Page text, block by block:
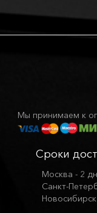
Мы принимаем к
Сроки
Москва - 2
Санкт-